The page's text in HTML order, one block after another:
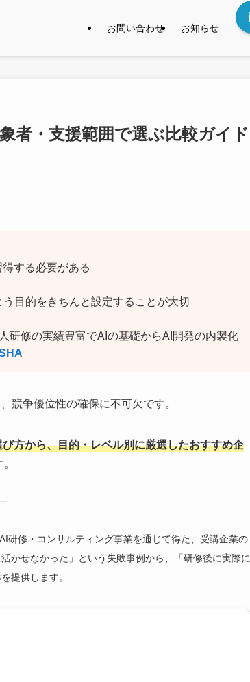
お問い合わせ お知らせ
者・支援範囲で選ぶ比較ガイド
する必要がある
目的をきちんと設定することが大切
研修の実績豊富でAIの基礎からAI開発の内製化
競争優位性の確保に不可欠です。
方から、目的・レベル別に厳選したおすすめ企
修・コンサルティング事業を通じて得た、受講企業の
かせなかった」という失敗事例から、「研修後に実際に
提供します。